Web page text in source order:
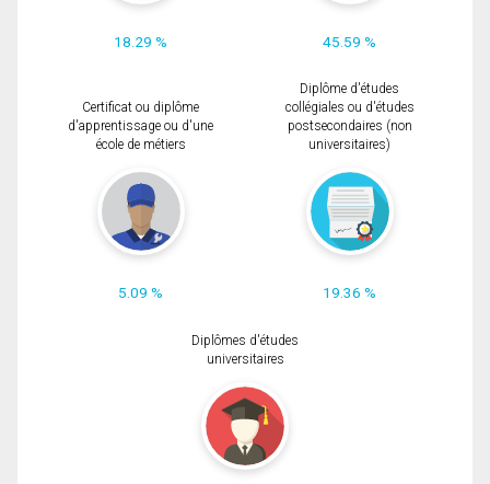
18.29 % 45.59 %
Certificat ou diplôme
d'apprentissage ou d'une
école de métiers
5.09 %
Diplôme d'études
collégiales ou d'études
postsecondaires (non
universitaires)
19.36 %
Diplômes d'études
universitaires